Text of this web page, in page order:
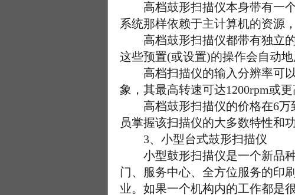
高档鼓形扫描仪本身带有一个
系统那样依赖于主计算机的资源
高档鼓形扫描仪都带有独立的
这些预置(或设置)的操作会自动
高档扫描仪的输入分辨率可以
象，其最高转速可达1200rpm或更
高档鼓形扫描仪的价格在6万
员掌握该扫描仪的大多数特性和
3、小型台式鼓形扫描仪
小型鼓形扫描仪是一个新品种
门、服务中心、全方位服务的印
业。如果一个机构内的工作都是